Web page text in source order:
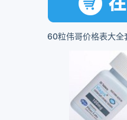
60粒伟哥价格表大